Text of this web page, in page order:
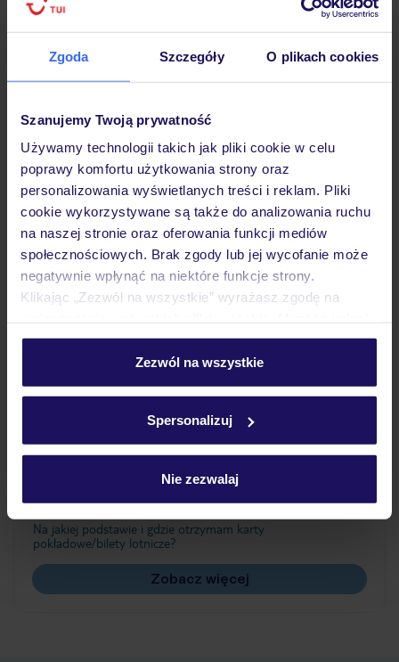
Zgoda Szczegóły O plikach cookies
Szanujemy Twoją prywatność
Używamy technologii takich jak pliki cookie w celu
poprawy komfortu użytkowania strony oraz
personalizowania wyświetlanych treści i reklam. Pliki
cookie wykorzystywane są także do analizowania ruchu
na naszej stronie oraz oferowania funkcji mediów
społecznościowych. Brak zgody lub jej wycofanie może
negatywnie wpłynąć na niektóre funkcje strony.
Klikając „Zezwól na wszystkie” wyrażasz zgodę na
personalizować swój wybór wchodząc w zakładkę
Szczegółowe informacje o plikach cookie znajdziesz
Zezwól na wszystkie
Spersonalizuj
Nie zezwalaj
Hotel
Pokoje
Wyżywienie
Atrakcje
Często zadawane pytania
Jak zmienić uczestników/osobę zgłaszającą?
Czy w Hotelu będzie przedstawiciel TUI?
Na jakiej podstawie i gdzie otrzymam karty
pokładowe/bilety lotnicze?
Zobacz więcej